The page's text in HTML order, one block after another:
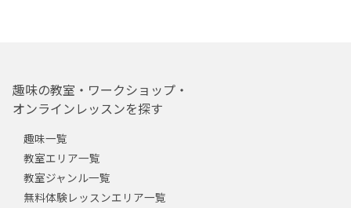
趣味の教室・ワークショップ・
オンラインレッスンを探す
趣味一覧
教室エリア一覧
教室ジャンル一覧
無料体験レッスンエリア一覧